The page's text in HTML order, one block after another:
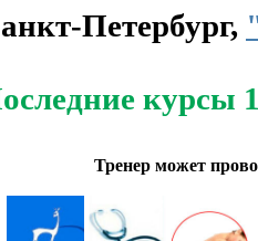
Петербург,
курсы
Тренер может